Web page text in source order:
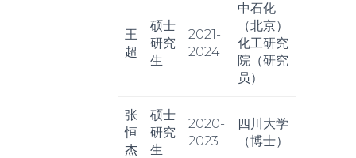
王
超
硕士
研究
生
2021-
2024
中石化
（北京）
化工研究
院（研究
员）
张
恒
杰
硕士
研究
生
2020-
2023
四川大学
（博士）